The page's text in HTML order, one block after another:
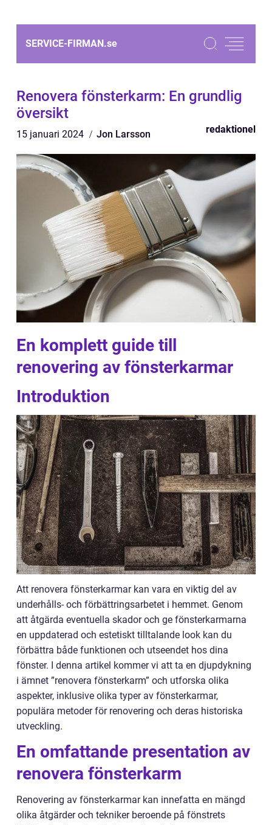
SERVICE-FIRMAN.se
Renovera fönsterkarm: En grundlig
översikt
15 januari 2024 Jon Larsson redaktionel
En komplett guide till
renovering av fönsterkarmar
Introduktion
Att renovera fönsterkarmar kan vara en viktig del av
underhålls- och förbättringsarbetet i hemmet. Genom
att åtgärda eventuella skador och ge fönsterkarmarna
en uppdaterad och estetiskt tilltalande look kan du
förbättra både funktionen och utseendet hos dina
fönster. I denna artikel kommer vi att ta en djupdykning
i ämnet ”renovera fönsterkarm” och utforska olika
aspekter, inklusive olika typer av fönsterkarmar,
populära metoder för renovering och deras historiska
utveckling.
En omfattande presentation av
renovera fönsterkarm
Renovering av fönsterkarmar kan innefatta en mängd
olika åtgärder och tekniker beroende på fönstrets